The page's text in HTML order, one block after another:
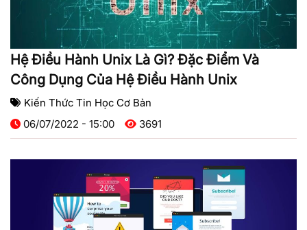
Hệ Điều Hành Unix Là Gì? Đặc Điểm Và
Công Dụng Của Hệ Điều Hành Unix
Kiến Thức Tin Học Cơ Bản
06/07/2022 - 15:00
3691